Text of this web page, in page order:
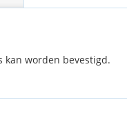
kan worden bevestigd.